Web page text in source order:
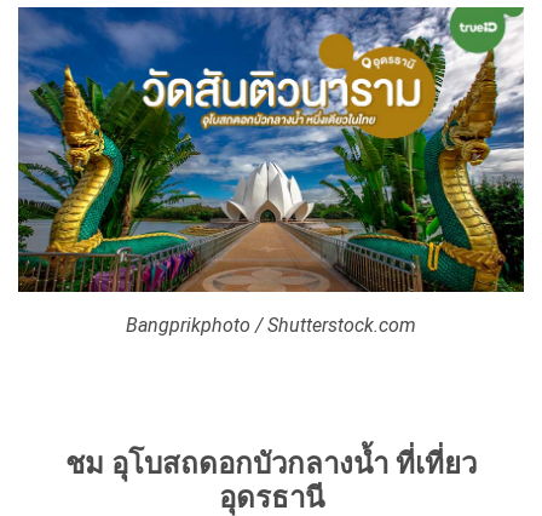
Bangprikphoto / Shutterstock.com
ชม อุโบสถดอกบัวกลางน้ำ ที่เที่ยว
อุดรธานี